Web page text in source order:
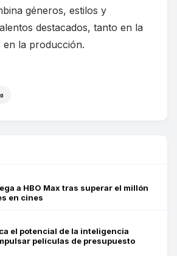
géneros, estilos y
destacados, tanto en la
la producción.
a HBO Max tras superar el millón
en cines
el potencial de la inteligencia
películas de presupuesto